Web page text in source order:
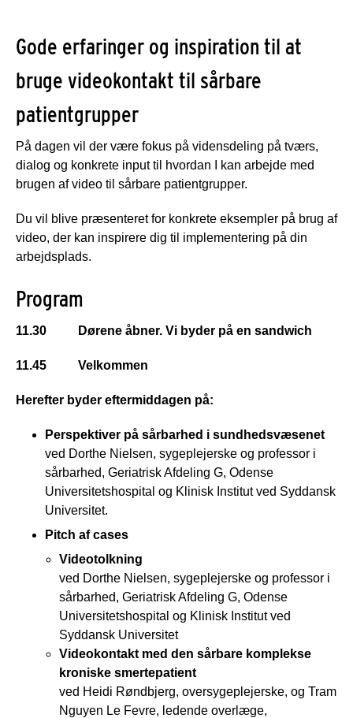
Gode erfaringer og inspiration til at
bruge videokontakt til sårbare
patientgrupper
På dagen vil der være fokus på vidensdeling på tværs,
dialog og konkrete input til hvordan I kan arbejde med
brugen af video til sårbare patientgrupper.
Du vil blive præsenteret for konkrete eksempler på brug af
video, der kan inspirere dig til implementering på din
arbejdsplads.
Program
11.30 Dørene åbner. Vi byder på en sandwich
11.45 Velkommen
Herefter byder eftermiddagen på:
Perspektiver på sårbarhed i sundhedsvæsenet
ved Dorthe Nielsen, sygeplejerske og professor i
sårbarhed, Geriatrisk Afdeling G, Odense
Universitetshospital og Klinisk Institut ved Syddansk
Universitet.
Pitch af cases
Videotolkning
ved Dorthe Nielsen, sygeplejerske og professor i
sårbarhed, Geriatrisk Afdeling G, Odense
Universitetshospital og Klinisk Institut ved
Syddansk Universitet
Videokontakt med den sårbare komplekse
kroniske smertepatient
ved Heidi Røndbjerg, oversygeplejerske, og Tram
Nguyen Le Fevre, ledende overlæge,